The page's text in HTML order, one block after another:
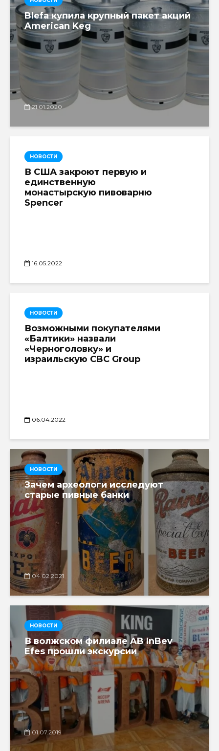
Blefa купила крупный пакет акций
American Keg
21.01.2020
НОВОСТИ
В США закроют первую и
единственную
монастырскую пивоварню
Spencer
16.05.2022
НОВОСТИ
Возможными покупателями
«Балтики» назвали
«Черноголовку» и
израильскую CBC Group
06.04.2022
НОВОСТИ
Зачем археологи исследуют
старые пивные банки
04.02.2021
НОВОСТИ
В волжском филиале AB InBev
Efes прошли экскурсии
01.07.2019